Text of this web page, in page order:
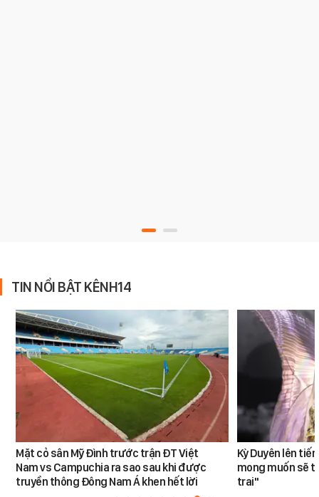
TIN NỔI BẬT KÊNH14
Mặt cỏ sân Mỹ Đình trước trận ĐT Việt
Nam vs Campuchia ra sao sau khi được
truyền thông Đông Nam Á khen hết lời
Kỳ Duyên lên
mong muốn sẽ
trai"